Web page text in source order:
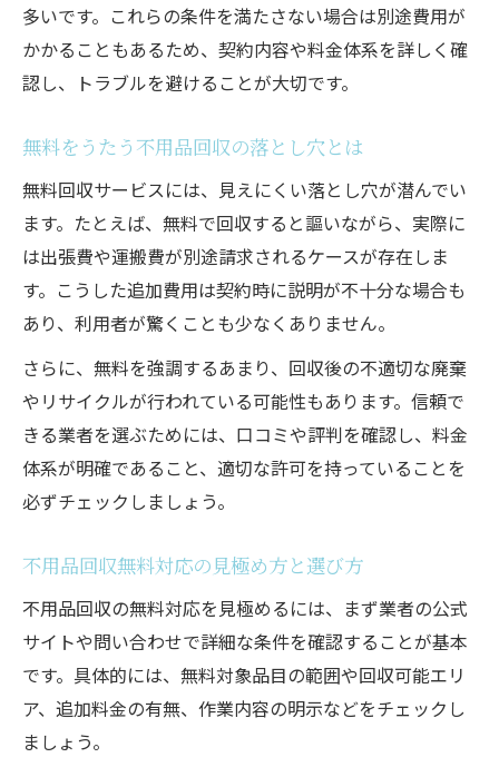
多いです。これらの条件を満たさない場合は別途費用が
かかることもあるため、契約内容や料金体系を詳しく確
認し、トラブルを避けることが大切です。
無料をうたう不用品回収の落とし穴とは
無料回収サービスには、見えにくい落とし穴が潜んでい
ます。たとえば、無料で回収すると謳いながら、実際に
は出張費や運搬費が別途請求されるケースが存在しま
す。こうした追加費用は契約時に説明が不十分な場合も
あり、利用者が驚くことも少なくありません。
さらに、無料を強調するあまり、回収後の不適切な廃棄
やリサイクルが行われている可能性もあります。信頼で
きる業者を選ぶためには、口コミや評判を確認し、料金
体系が明確であること、適切な許可を持っていることを
必ずチェックしましょう。
不用品回収無料対応の見極め方と選び方
不用品回収の無料対応を見極めるには、まず業者の公式
サイトや問い合わせで詳細な条件を確認することが基本
です。具体的には、無料対象品目の範囲や回収可能エリ
ア、追加料金の有無、作業内容の明示などをチェックし
ましょう。